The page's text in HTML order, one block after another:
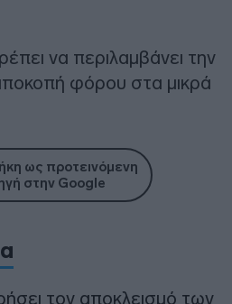
να περιλαμβάνει την
φόρου στα μικρά
ως προτεινόμενη
στην Google
τον αποκλεισμό των